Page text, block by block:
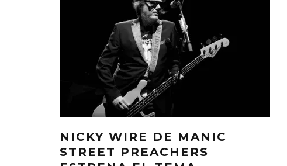
NICKY WIRE DE MANIC
STREET PREACHERS